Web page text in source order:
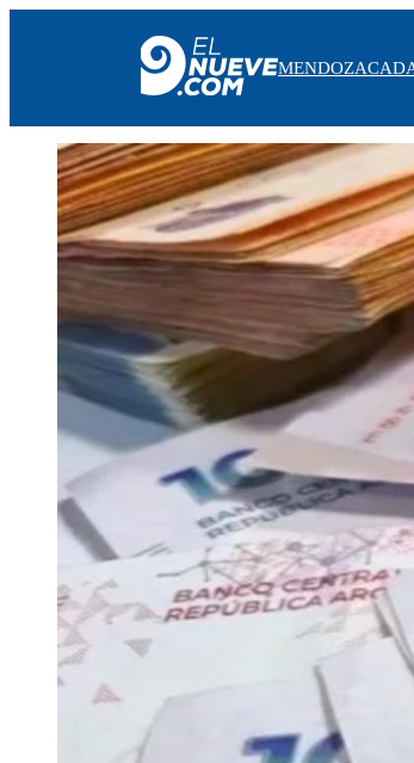
MENDOZA
CADA DÍA
ARGENTINA
NOTICIERO 9
EL NUEVE STREAMS
PROGRAMACIÓN
EN VIVO
MENDOZA